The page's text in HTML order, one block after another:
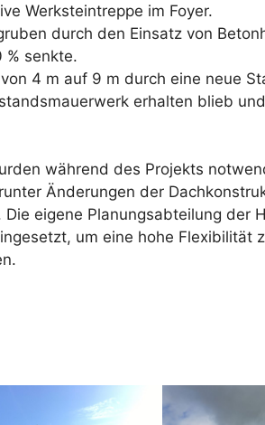
Werksteintreppe im Foyer.
durch den Einsatz von
% senkte.
4 m auf 9 m durch eine neue
erhalten blieb
während des Projekts
Änderungen der
eigene Planungsabteilung der
um eine hohe Flexibilität